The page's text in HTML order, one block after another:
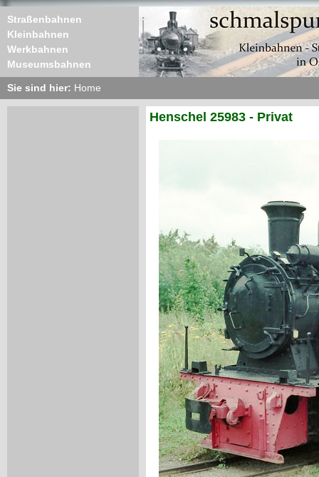
Straßenbahnen
Kleinbahnen
Werkbahnen
Museumsbahnen
Sie sind hier: Home
Henschel 25983 - Privat